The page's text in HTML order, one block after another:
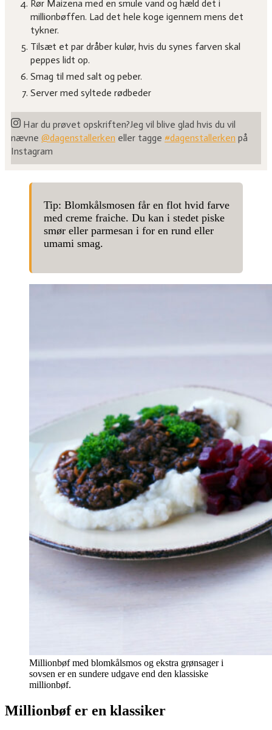
Rør Maizena med en smule vand og hæld det i
millionbøffen. Lad det hele koge igennem mens det
tykner.
Tilsæt et par dråber kulør, hvis du synes farven skal
peppes lidt op.
Smag til med salt og peber.
Server med syltede rødbeder
Har du prøvet opskriften?Jeg vil blive glad hvis du vil
nævne @dagenstallerken eller tagge #dagenstallerken på
Instagram
Tip: Blomkålsmosen får en flot hvid farve
med creme fraiche. Du kan i stedet piske
smør eller parmesan i for en rund eller
umami smag.
Millionbøf med blomkålsmos og ekstra grønsager i
sovsen er en sundere udgave end den klassiske
millionbøf.
Millionbøf er en klassiker